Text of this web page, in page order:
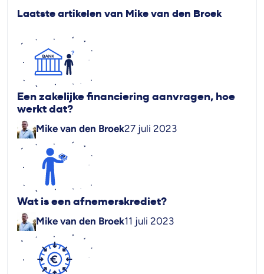
Laatste artikelen van Mike van den Broek
Een zakelijke financiering aanvragen, hoe
werkt dat?
Mike van den Broek27 juli 2023
Wat is een afnemerskrediet?
Mike van den Broek11 juli 2023